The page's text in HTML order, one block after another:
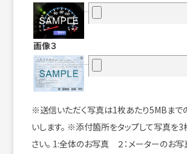
画像３
※送信いただく写真は1枚あたり5MBまで
いします。 ※添付箇所をタップして写真を3
さい。 1:全体のお写真 ２：メーターのお